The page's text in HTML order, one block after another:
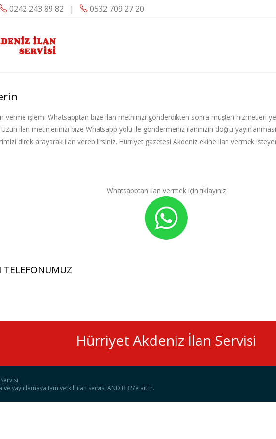
0242 243 89 82 | 0532 709 27 20
işlemi Whatsapptan bize ilan metninizi gönderdikten sonra müşteri hizmetleri
ilan metinlerinizi bize Whatsapp yolu ile göndermeniz ilanınızın doğru yayınlanması
direk arayarak ilan verebilirsiniz. Hürriyet gazetesi Akdeniz ekine ilan vermek
Whatsapptan ilan vermek için tıklayınız
TELEFONUMUZ
Hürriyet Akdeniz İlan Servisi
yayınlamaya tam yetkili ilan servisi AND BBİS'e aittir.